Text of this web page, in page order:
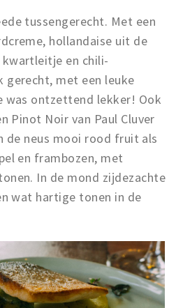
tussengerecht. Met een
hollandaise uit de
kwartleitje en chili-
gerecht, met een leuke
was ontzettend lekker! Ook
Pinot Noir van Paul Cluver
de neus mooi rood fruit als
en frambozen, met
In de mond zijdezachte
wat hartige tonen in de